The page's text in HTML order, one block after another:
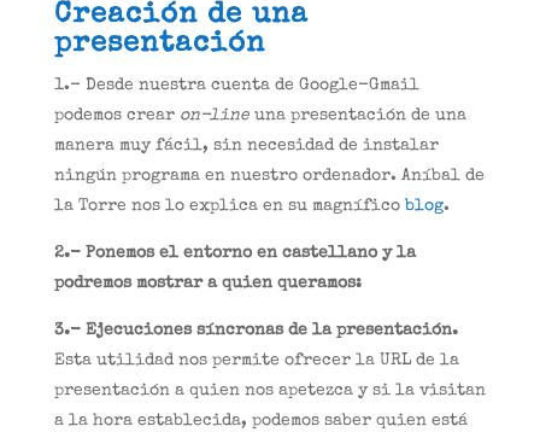
Creación de una
presentación
1.- Desde nuestra cuenta de Google-Gmail
podemos crear on-lineuna presentación de una
manera muy fácil, sin necesidad de instalar
ningún programa en nuestro ordenador. Aníbal de
la Torre nos lo explica en su magnífico blog.
2.- Ponemos el entorno en castellano y la
podremos mostrar a quien queramos:
3.- Ejecuciones síncronas de la presentación.
Esta utilidad nos permite ofrecer la URL de la
presentación a quien nos apetezca y si la visitan
a la hora establecida, podemos saber quien está